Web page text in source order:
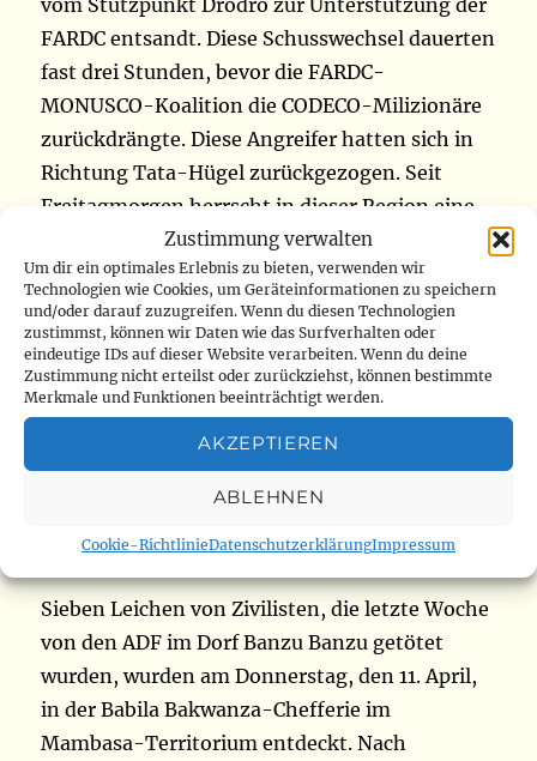
Zustimmung verwalten
Um dir ein optimales Erlebnis zu bieten, verwenden wir
Technologien wie Cookies, um Geräteinformationen zu speichern
und/oder darauf zuzugreifen. Wenn du diesen Technologien
zustimmst, können wir Daten wie das Surfverhalten oder
eindeutige IDs auf dieser Website verarbeiten. Wenn du deine
Zustimmung nicht erteilst oder zurückziehst, können bestimmte
Merkmale und Funktionen beeinträchtigt werden.
AKZEPTIEREN
ABLEHNEN
Cookie-RichtlinieDatenschutzerklärungImpressum
vom Stützpunkt Drodro zur Unterstützung der
FARDC entsandt. Diese Schusswechsel dauerten
fast drei Stunden, bevor die FARDC-
MONUSCO-Koalition die CODECO-Milizionäre
zurückdrängte. Diese Angreifer hatten sich in
Richtung Tata-Hügel zurückgezogen. Seit
Freitagmorgen herrscht in dieser Region eine
bedenkliche Ruhe, da die FARDC und die
Blauhelme ihre Patrouillen zum Schutz der
Zivilbevölkerung verstärkt haben. An
bestimmten Orten im Djugu-Territorium war
seit etwa einer Woche eine intensive Bewegung
von CODECO-Milizionären zu beobachten
(https://www.radiookapi.net)
Ituri: 7 Geiseln der ADF in Banzu Banzu tot
aufgefunden
Sieben Leichen von Zivilisten, die letzte Woche
von den ADF im Dorf Banzu Banzu getötet
wurden, wurden am Donnerstag, den 11. April,
in der Babila Bakwanza-Chefferie im
Mambasa-Territorium entdeckt. Nach